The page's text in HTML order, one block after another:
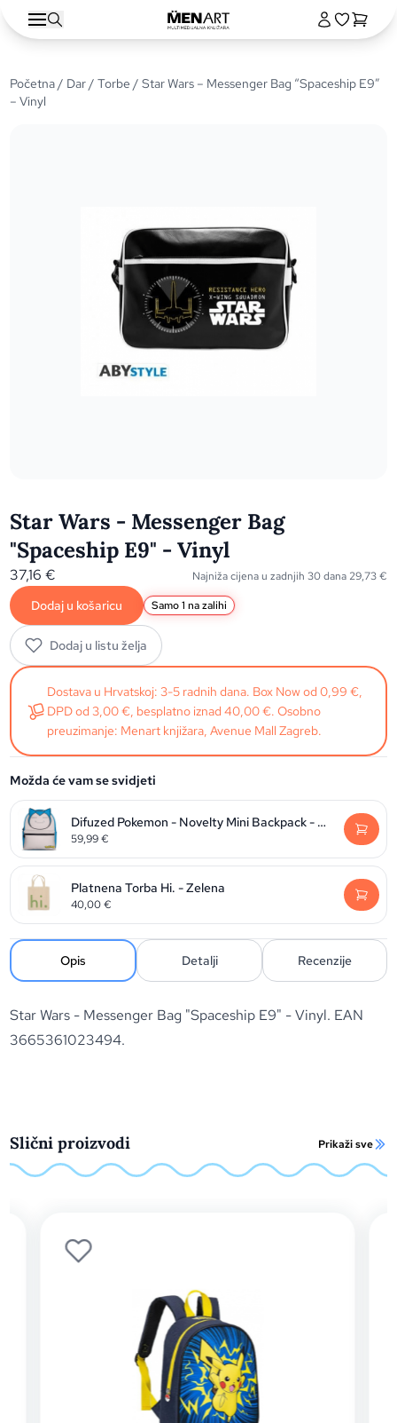
Početna/ Dar/Torbe / Star Wars – Messenger Bag “Spaceship E9”
– Vinyl
Star Wars - Messenger Bag
"Spaceship E9" - Vinyl
37,16€ Najniža cijena u zadnjih 30 dana 29,73€
Dodaj u košaricu Samo 1 na zalihi
Dodaj u listu želja
Dostava u Hrvatskoj: 3-5 radnih dana. Box Now od 0,99 €,
DPD od 3,00 €, besplatno iznad 40,00 €. Osobno
preuzimanje: Menart knjižara, Avenue Mall Zagreb.
Možda će vam se svidjeti
Difuzed Pokemon - Novelty Mini Backpack - Snorlax
59,99€
Platnena Torba Hi. - Zelena
40,00€
Opis Detalji Recenzije
Star Wars - Messenger Bag "Spaceship E9" - Vinyl. EAN
3665361023494.
Slični proizvodi Prikaži sve